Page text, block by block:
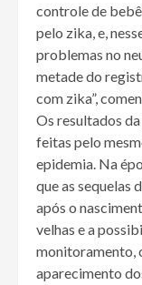
controle de
pelo zika, e,
problemas no
metade do
com zika”,
Os resultados
feitas pelo
epidemia. Na
que as sequelas
após o
velhas e a
monitoramento,
aparecimento